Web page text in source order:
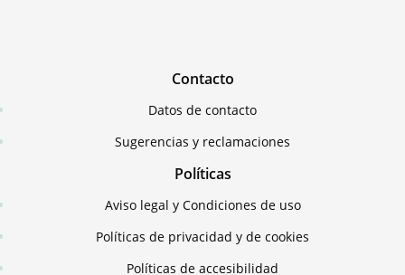
Contacto
Datos de contacto
Sugerencias y reclamaciones
Políticas
Aviso legal y Condiciones de uso
Políticas de privacidad y de cookies
Políticas de accesibilidad